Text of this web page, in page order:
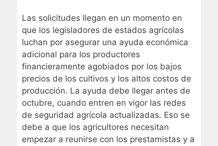
Las solicitudes llegan en un momento en
que los legisladores de estados agrícolas
luchan por asegurar una ayuda económica
adicional para los productores
financieramente agobiados por los bajos
precios de los cultivos y los altos costos de
producción. La ayuda debe llegar antes de
octubre, cuando entren en vigor las redes
de seguridad agrícola actualizadas. Eso se
debe a que los agricultores necesitan
empezar a reunirse con los prestamistas y a